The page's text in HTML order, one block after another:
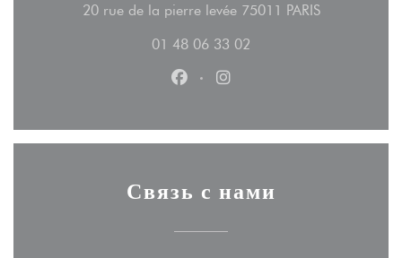
20 rue de la pierre levée 75011 PARIS
01 48 06 33 02
Facebook ((открывается в
Instagram ((открывается
Связь с нами